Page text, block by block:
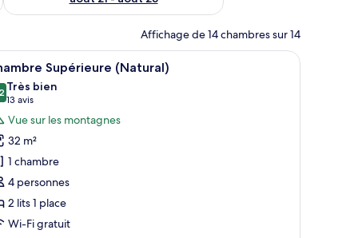
Affichage de 14 chambres sur 14
doté d’une tête de lit en bois, de draps blancs et d’une table de
:
Une chambre d’hôtel avec deux lits, une
12 Supérieure (Natural)
sur 10
Très bien
13 avis
(13 avis)
Vue sur les montagnes
32 m²
1 chambre
4 personnes
2 lits 1 place
Wi-Fi gratuit